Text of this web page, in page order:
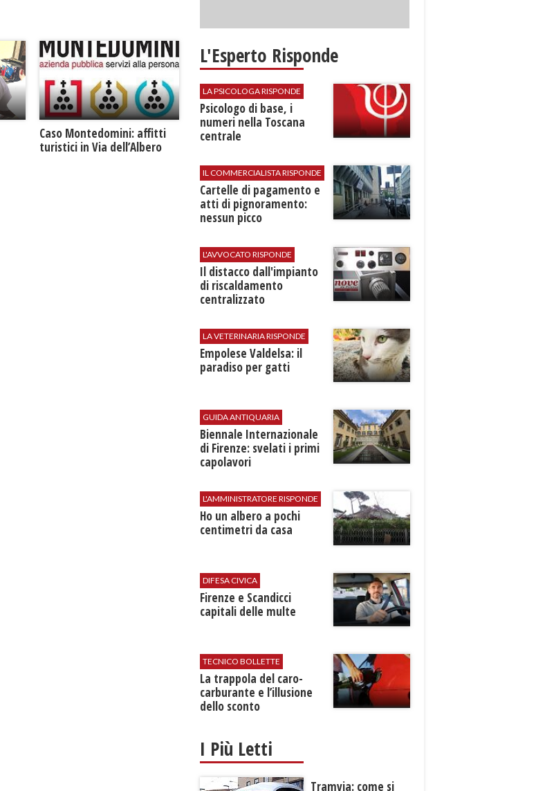
Caso Montedomini: affitti
turistici in Via dell’Albero
L'Esperto Risponde
LA PSICOLOGA RISPONDE
Psicologo di base, i
numeri nella Toscana
centrale
IL COMMERCIALISTA RISPONDE
Cartelle di pagamento e
atti di pignoramento:
nessun picco
L'AVVOCATO RISPONDE
Il distacco dall'impianto
di riscaldamento
centralizzato
LA VETERINARIA RISPONDE
Empolese Valdelsa: il
paradiso per gatti
GUIDA ANTIQUARIA
Biennale Internazionale
di Firenze: svelati i primi
capolavori
L'AMMINISTRATORE RISPONDE
Ho un albero a pochi
centimetri da casa
DIFESA CIVICA
Firenze e Scandicci
capitali delle multe
TECNICO BOLLETTE
​La trappola del caro-
carburante e l’illusione
dello sconto
I Più Letti
Tramvia: come si